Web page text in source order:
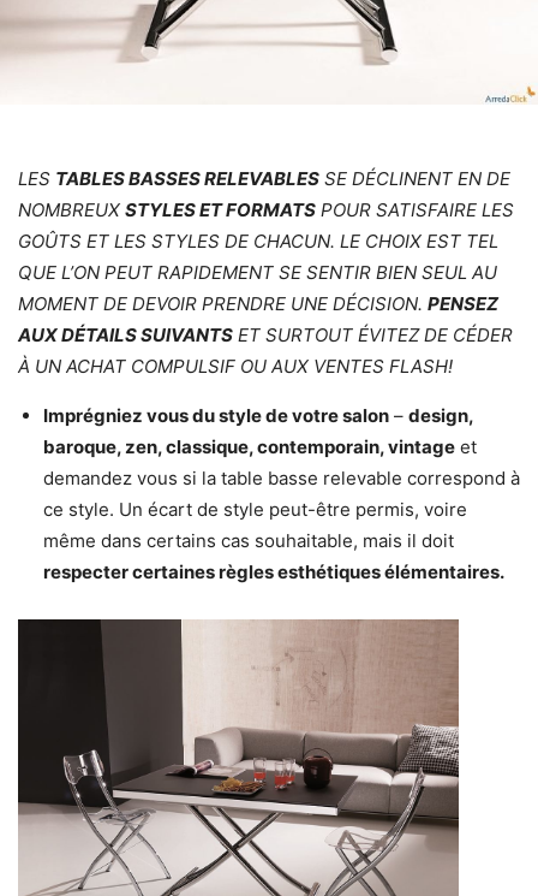
LES TABLES BASSES RELEVABLES SE DÉCLINENT EN DE
NOMBREUX STYLES ET FORMATS POUR SATISFAIRE LES
GOÛTS ET LES STYLES DE CHACUN. LE CHOIX EST TEL
QUE L’ON PEUT RAPIDEMENT SE SENTIR BIEN SEUL AU
MOMENT DE DEVOIR PRENDRE UNE DÉCISION. PENSEZ
AUX DÉTAILS SUIVANTS ET SURTOUT ÉVITEZ DE CÉDER
À UN ACHAT COMPULSIF OU AUX VENTES FLASH!
Imprégniez vous du style de votre salon – design,
baroque, zen, classique, contemporain, vintage et
demandez vous si la table basse relevable correspond à
ce style. Un écart de style peut-être permis, voire
même dans certains cas souhaitable, mais il doit
respecter certaines règles esthétiques élémentaires.